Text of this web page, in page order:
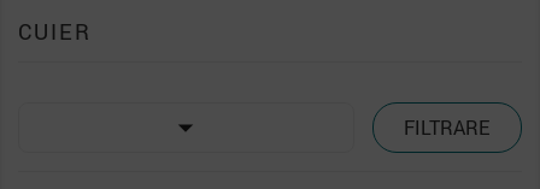
CUIER
 FILTRARE